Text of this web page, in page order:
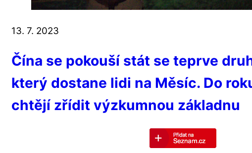
13. 7. 2023
Čína se pokouší stát se teprve
který dostane lidi na Měsíc. Do
chtějí zřídit výzkumnou základnu